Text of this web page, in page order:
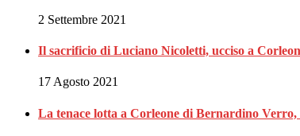
2 Settembre 2021
Il sacrificio di Luciano Nicoletti, ucciso a
17 Agosto 2021
La tenace lotta a Corleone di Bernardino Verro,